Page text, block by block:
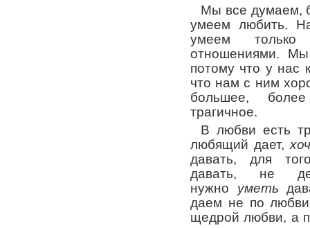
Мы все думаем,
умеем любить.
умеем
отношениями.
потому что у нас
что нам с ним
большее,
трагичное.
В любви есть
любящий дает,
давать, для
давать, не
нужно уметь
даем не по
щедрой любви, а